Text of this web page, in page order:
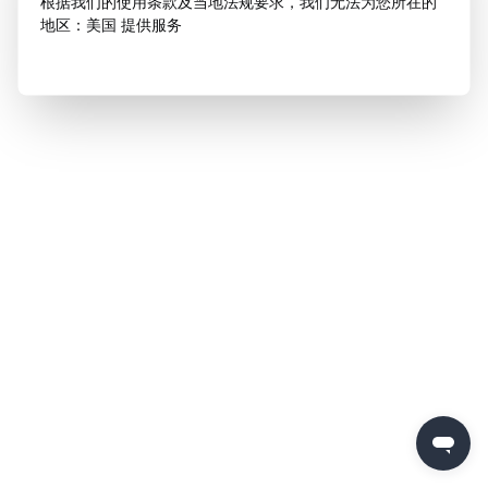
地区：美国 提供服务